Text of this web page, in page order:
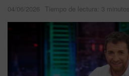
04/06/2026 Tiempo de lectura: 3 minutos